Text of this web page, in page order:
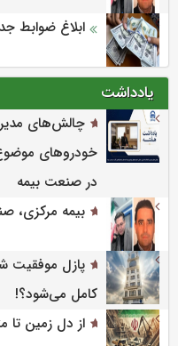
ابلاغ ضوابط
یادداشت
چالش‌های
خودروهای
در صنعت بیمه
بیمه مرکزی،
کامل می‌شود؟!
از دل زمین تا